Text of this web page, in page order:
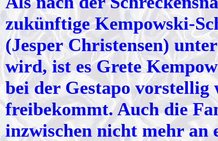
zukünftige Kempowski-
(Jesper Christensen)
wird, ist es Grete
bei der Gestapo
freibekommt. Auch die
inzwischen nicht mehr an